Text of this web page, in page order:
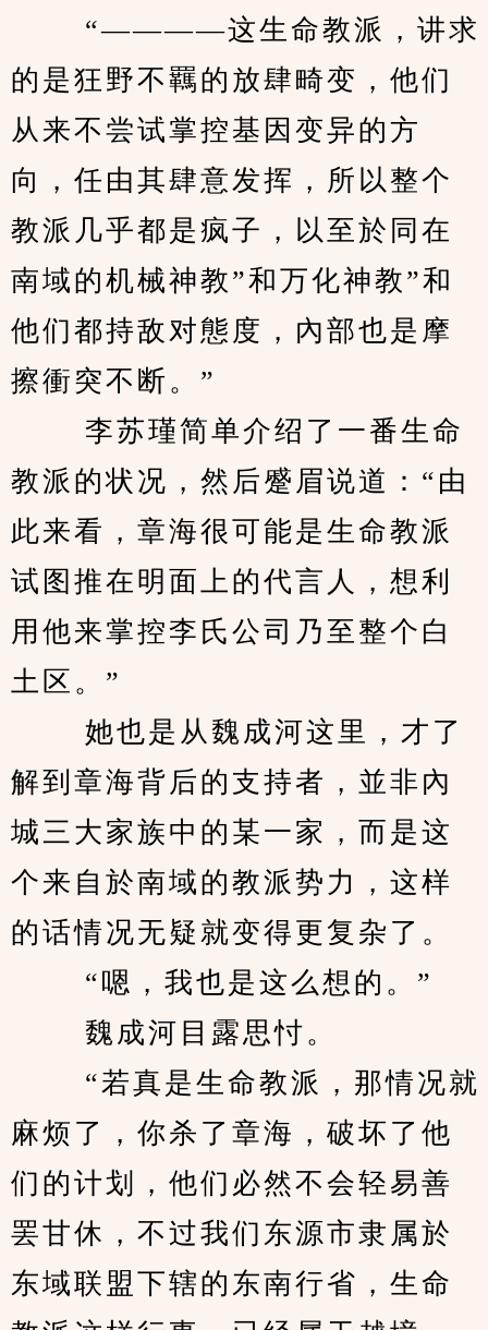
“————这生命教派，讲求
的是狂野不羈的放肆畸变，他们
从来不尝试掌控基因变异的方
向，任由其肆意发挥，所以整个
教派几乎都是疯子，以至於同在
南域的机械神教”和万化神教”和
他们都持敌对態度，內部也是摩
擦衝突不断。”
李苏瑾简单介绍了一番生命
教派的状况，然后蹙眉说道：“由
此来看，章海很可能是生命教派
试图推在明面上的代言人，想利
用他来掌控李氏公司乃至整个白
土区。”
她也是从魏成河这里，才了
解到章海背后的支持者，並非內
城三大家族中的某一家，而是这
个来自於南域的教派势力，这样
的话情况无疑就变得更复杂了。
“嗯，我也是这么想的。”
魏成河目露思忖。
“若真是生命教派，那情况就
麻烦了，你杀了章海，破坏了他
们的计划，他们必然不会轻易善
罢甘休，不过我们东源市隶属於
东域联盟下辖的东南行省，生命